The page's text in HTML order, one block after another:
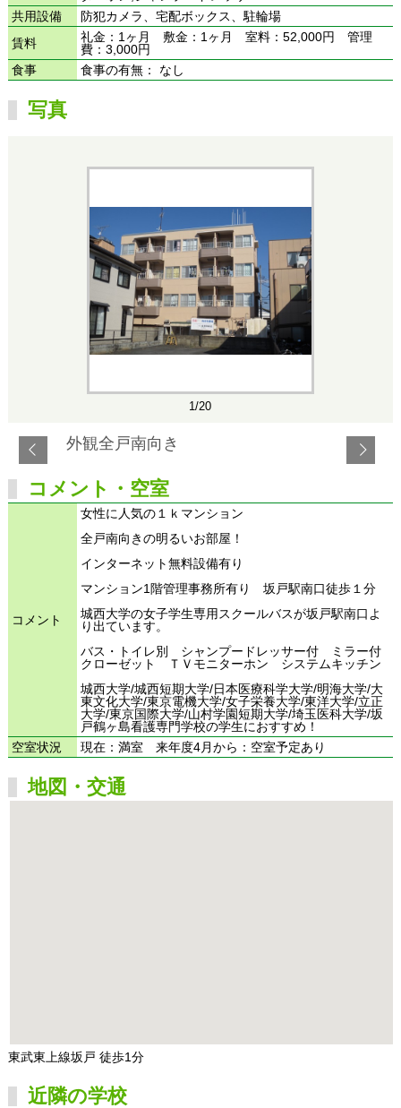
共用設備
防犯カメラ、宅配ボックス、駐輪場
賃料
礼金：1ヶ月 敷金：1ヶ月 室料：52,000円 管理
費：3,000円
食事
食事の有無： なし
写真
1/20
外観全戸南向き
コメント・空室
コメント
女性に人気の１ｋマンション
全戸南向きの明るいお部屋！
インターネット無料設備有り
マンション1階管理事務所有り 坂戸駅南口徒歩１分
城西大学の女子学生専用スクールバスが坂戸駅南口よ
り出ています。
バス・トイレ別 シャンプードレッサー付 ミラー付
クローゼット ＴＶモニターホン システムキッチン
城西大学/城西短期大学/日本医療科学大学/明海大学/大
東文化大学/東京電機大学/女子栄養大学/東洋大学/立正
大学/東京国際大学/山村学園短期大学/埼玉医科大学/坂
戸鶴ヶ島看護専門学校の学生におすすめ！
空室状況
現在：満室 来年度4月から：空室予定あり
地図・交通
東武東上線坂戸 徒歩1分
近隣の学校